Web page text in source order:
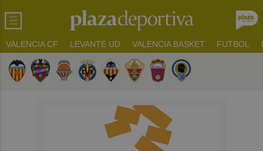
VALENCIA CF LEVANTE UD VALENCIA BASKET FUTBOL